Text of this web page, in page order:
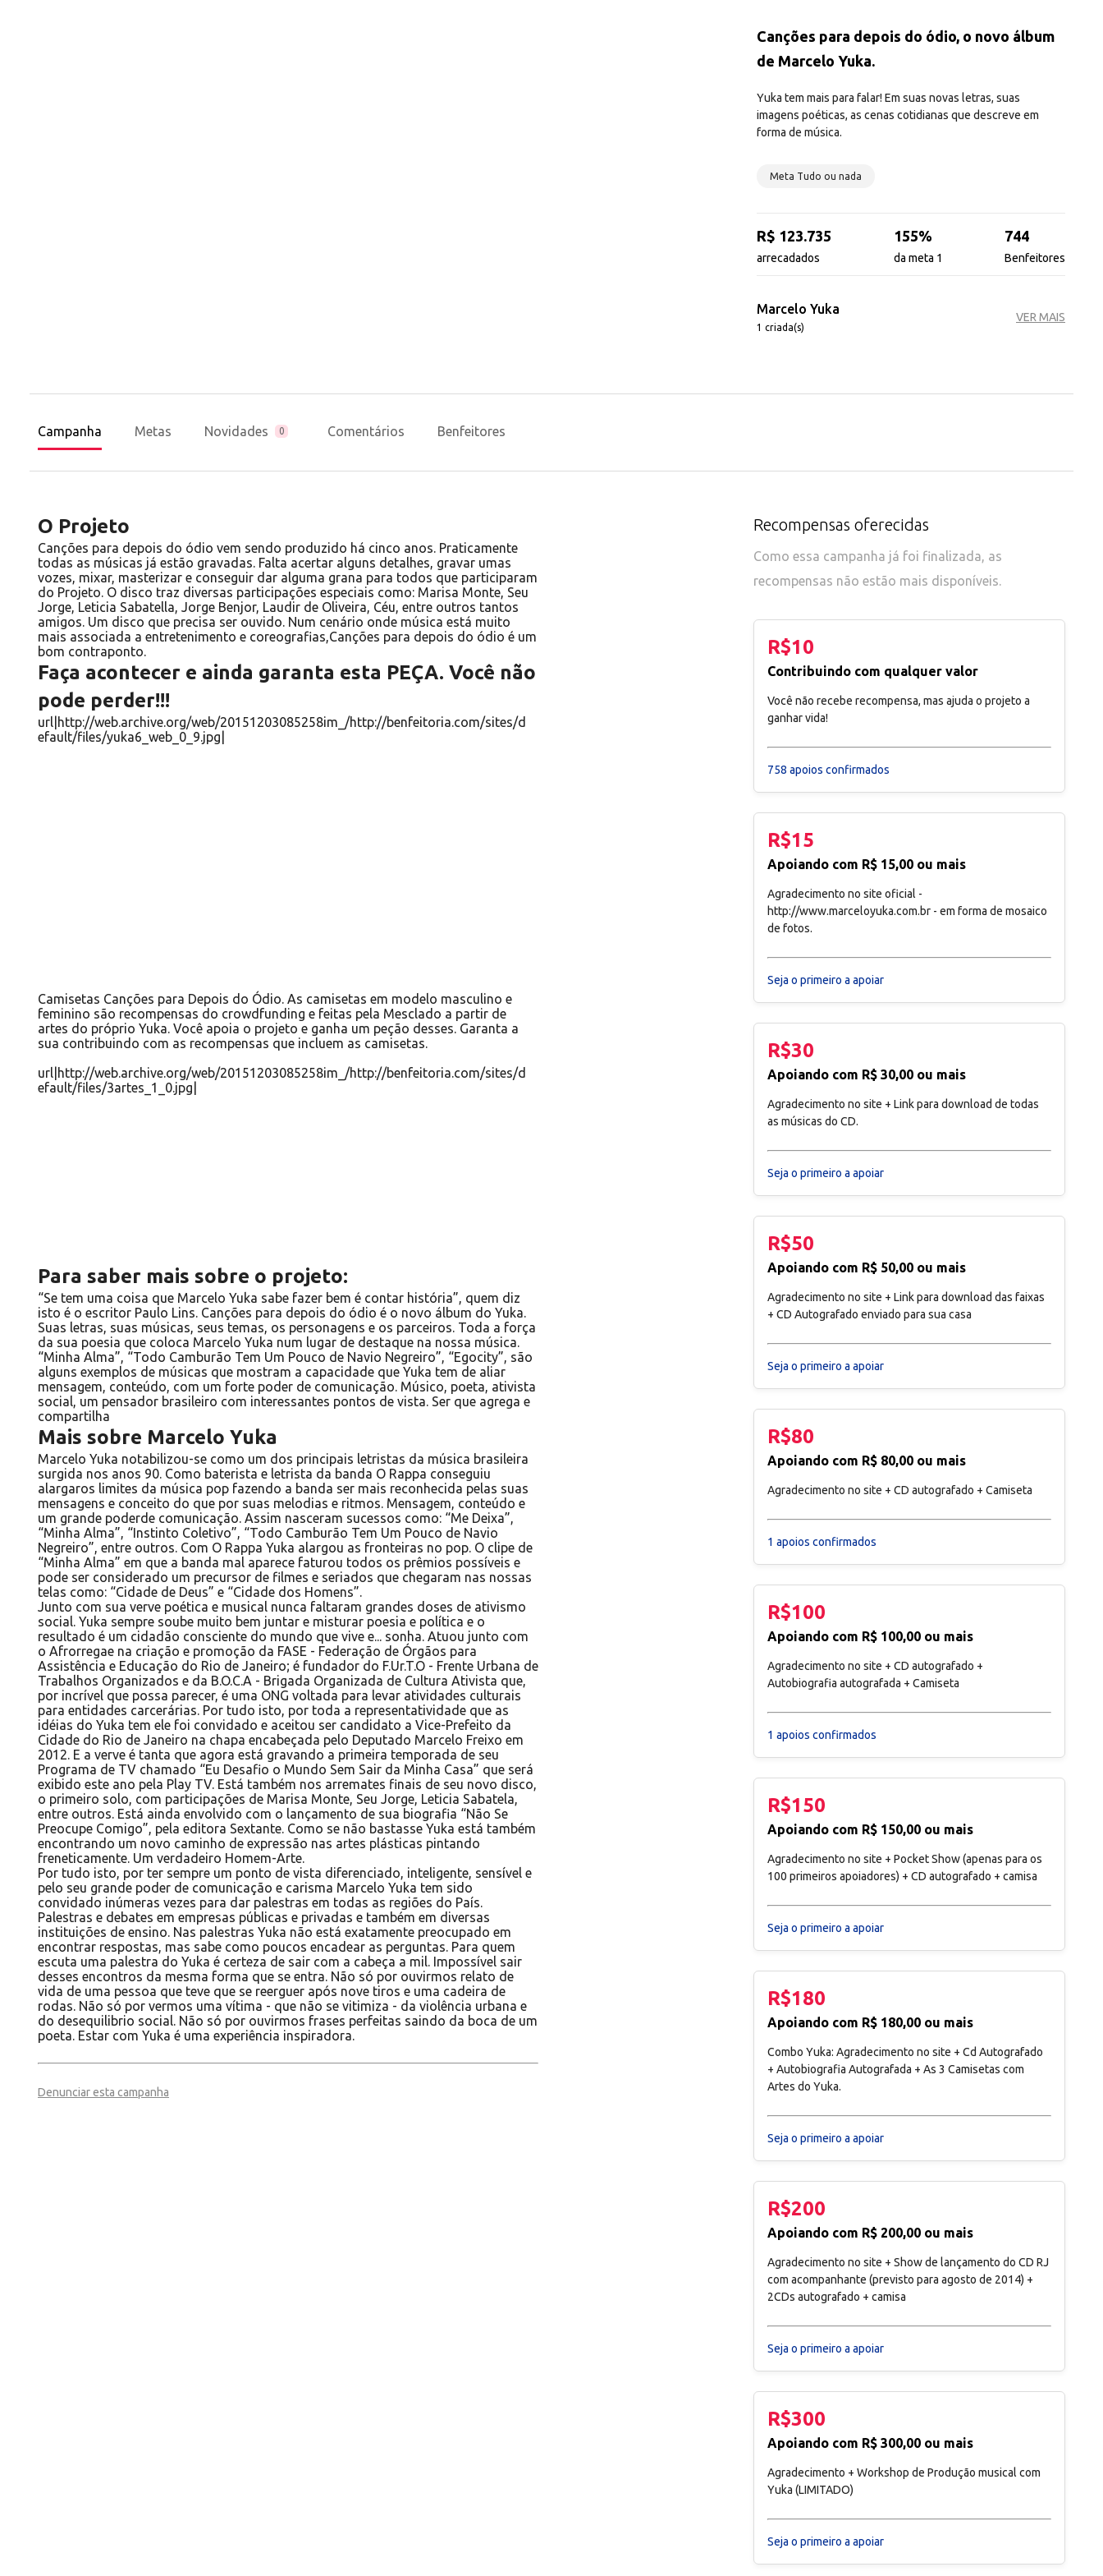
Canções para depois do ódio, o novo álbum
de Marcelo Yuka.
Yuka tem mais para falar! Em suas novas letras, suas
imagens poéticas, as cenas cotidianas que descreve em
forma de música.
Meta Tudo ou nada
R$ 123.735
arrecadados
155%
da meta 1
744
Benfeitores
Marcelo Yuka
1 criada(s)
VER MAIS
Campanha Metas Novidades 0 Comentários Benfeitores
O Projeto
Canções para depois do ódio vem sendo produzido há cinco anos. Praticamente
todas as músicas já estão gravadas. Falta acertar alguns detalhes, gravar umas
vozes, mixar, masterizar e conseguir dar alguma grana para todos que participaram
do Projeto. O disco traz diversas participações especiais como: Marisa Monte, Seu
Jorge, Leticia Sabatella, Jorge Benjor, Laudir de Oliveira, Céu, entre outros tantos
amigos. Um disco que precisa ser ouvido. Num cenário onde música está muito
mais associada a entretenimento e coreografias,Canções para depois do ódio é um
bom contraponto.
Faça acontecer e ainda garanta esta PEÇA. Você não
pode perder!!!
Camisetas Canções para Depois do Ódio. As camisetas em modelo masculino e
feminino são recompensas do crowdfunding e feitas pela Mesclado a partir de
artes do próprio Yuka. Você apoia o projeto e ganha um peção desses. Garanta a
sua contribuindo com as recompensas que incluem as camisetas.
Para saber mais sobre o projeto:
“Se tem uma coisa que Marcelo Yuka sabe fazer bem é contar história”, quem diz
isto é o escritor Paulo Lins. Canções para depois do ódio é o novo álbum do Yuka.
Suas letras, suas músicas, seus temas, os personagens e os parceiros. Toda a força
da sua poesia que coloca Marcelo Yuka num lugar de destaque na nossa música.
“Minha Alma”, “Todo Camburão Tem Um Pouco de Navio Negreiro”, “Egocity”, são
alguns exemplos de músicas que mostram a capacidade que Yuka tem de aliar
mensagem, conteúdo, com um forte poder de comunicação. Músico, poeta, ativista
social, um pensador brasileiro com interessantes pontos de vista. Ser que agrega e
compartilha
Mais sobre Marcelo Yuka
Marcelo Yuka notabilizou-se como um dos principais letristas da música brasileira
surgida nos anos 90. Como baterista e letrista da banda O Rappa conseguiu
alargaros limites da música pop fazendo a banda ser mais reconhecida pelas suas
mensagens e conceito do que por suas melodias e ritmos. Mensagem, conteúdo e
um grande poderde comunicação. Assim nasceram sucessos como: “Me Deixa”,
“Minha Alma”, “Instinto Coletivo”, “Todo Camburão Tem Um Pouco de Navio
Negreiro”, entre outros. Com O Rappa Yuka alargou as fronteiras no pop. O clipe de
“Minha Alma” em que a banda mal aparece faturou todos os prêmios possíveis e
pode ser considerado um precursor de filmes e seriados que chegaram nas nossas
telas como: “Cidade de Deus” e “Cidade dos Homens”.
Junto com sua verve poética e musical nunca faltaram grandes doses de ativismo
social. Yuka sempre soube muito bem juntar e misturar poesia e política e o
resultado é um cidadão consciente do mundo que vive e... sonha. Atuou junto com
o Afrorregae na criação e promoção da FASE - Federação de Órgãos para
Assistência e Educação do Rio de Janeiro; é fundador do F.Ur.T.O - Frente Urbana de
Trabalhos Organizados e da B.O.C.A - Brigada Organizada de Cultura Ativista que,
por incrível que possa parecer, é uma ONG voltada para levar atividades culturais
para entidades carcerárias. Por tudo isto, por toda a representatividade que as
idéias do Yuka tem ele foi convidado e aceitou ser candidato a Vice-Prefeito da
Cidade do Rio de Janeiro na chapa encabeçada pelo Deputado Marcelo Freixo em
2012. E a verve é tanta que agora está gravando a primeira temporada de seu
Programa de TV chamado “Eu Desafio o Mundo Sem Sair da Minha Casa” que será
exibido este ano pela Play TV. Está também nos arremates finais de seu novo disco,
o primeiro solo, com participações de Marisa Monte, Seu Jorge, Leticia Sabatela,
entre outros. Está ainda envolvido com o lançamento de sua biografia “Não Se
Preocupe Comigo”, pela editora Sextante. Como se não bastasse Yuka está também
encontrando um novo caminho de expressão nas artes plásticas pintando
freneticamente. Um verdadeiro Homem-Arte.
Por tudo isto, por ter sempre um ponto de vista diferenciado, inteligente, sensível e
pelo seu grande poder de comunicação e carisma Marcelo Yuka tem sido
convidado inúmeras vezes para dar palestras em todas as regiões do País.
Palestras e debates em empresas públicas e privadas e também em diversas
instituições de ensino. Nas palestras Yuka não está exatamente preocupado em
encontrar respostas, mas sabe como poucos encadear as perguntas. Para quem
escuta uma palestra do Yuka é certeza de sair com a cabeça a mil. Impossível sair
desses encontros da mesma forma que se entra. Não só por ouvirmos relato de
vida de uma pessoa que teve que se reerguer após nove tiros e uma cadeira de
rodas. Não só por vermos uma vítima - que não se vitimiza - da violência urbana e
do desequilibrio social. Não só por ouvirmos frases perfeitas saindo da boca de um
poeta. Estar com Yuka é uma experiência inspiradora.
Denunciar esta campanha
Recompensas oferecidas
Como essa campanha já foi finalizada, as
recompensas não estão mais disponíveis.
R$10
Contribuindo com qualquer valor
Você não recebe recompensa, mas ajuda o projeto a
ganhar vida!
758 apoios confirmados
R$15
Apoiando com R$ 15,00 ou mais
Agradecimento no site oficial -
http://www.marceloyuka.com.br - em forma de mosaico
de fotos.
Seja o primeiro a apoiar
R$30
Apoiando com R$ 30,00 ou mais
Agradecimento no site + Link para download de todas
as músicas do CD.
Seja o primeiro a apoiar
R$50
Apoiando com R$ 50,00 ou mais
Agradecimento no site + Link para download das faixas
+ CD Autografado enviado para sua casa
Seja o primeiro a apoiar
R$80
Apoiando com R$ 80,00 ou mais
Agradecimento no site + CD autografado + Camiseta
1 apoios confirmados
R$100
Apoiando com R$ 100,00 ou mais
Agradecimento no site + CD autografado +
Autobiografia autografada + Camiseta
1 apoios confirmados
R$150
Apoiando com R$ 150,00 ou mais
Agradecimento no site + Pocket Show (apenas para os
100 primeiros apoiadores) + CD autografado + camisa
Seja o primeiro a apoiar
R$180
Apoiando com R$ 180,00 ou mais
Combo Yuka: Agradecimento no site + Cd Autografado
+ Autobiografia Autografada + As 3 Camisetas com
Artes do Yuka.
Seja o primeiro a apoiar
R$200
Apoiando com R$ 200,00 ou mais
Agradecimento no site + Show de lançamento do CD RJ
com acompanhante (previsto para agosto de 2014) +
2CDs autografado + camisa
Seja o primeiro a apoiar
R$300
Apoiando com R$ 300,00 ou mais
Agradecimento + Workshop de Produção musical com
Yuka (LIMITADO)
Seja o primeiro a apoiar